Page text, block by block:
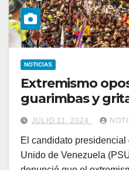
NOTICIAS
Extremismo
guarimbas y
JULIO 11, 2024
El candidato
Unido de Venezuela